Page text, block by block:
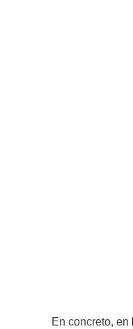
En concreto, en